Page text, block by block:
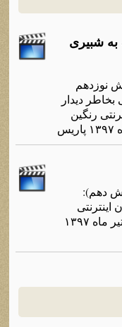
به شبیری
نوزدهم
دیدار
رنگین
دهم):
رنگین کمان, بنیاد آزادی اندیشه و بیان تیر ماه ۱۳۹۷